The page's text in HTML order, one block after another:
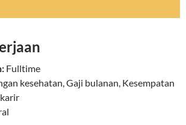
Fulltime
kesehatan, Gaji bulanan, Kesempatan